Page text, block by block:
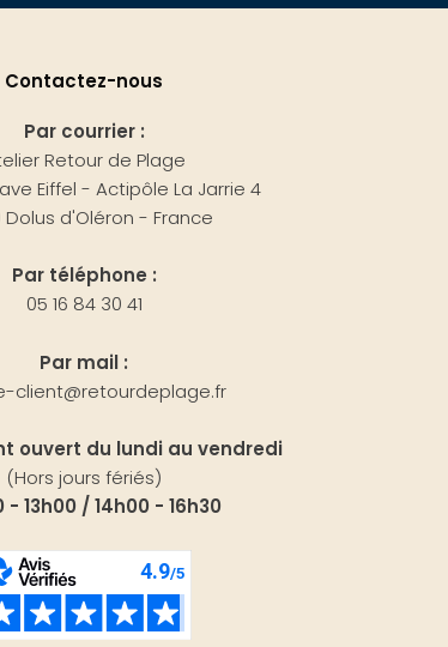
Contactez-nous
Par courrier :
Retour de Plage
Eiffel - Actipôle La Jarrie 4
Dolus d'Oléron - France
Par téléphone :
05 16 84 30 41
Par mail :
client@retourdeplage.fr
ouvert du lundi au vendredi
(Hors jours fériés)
- 13h00 / 14h00 - 16h30